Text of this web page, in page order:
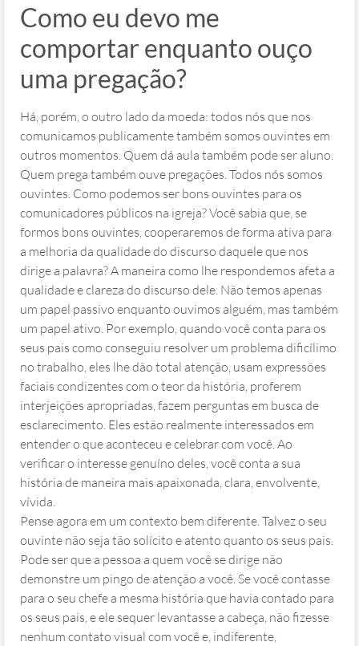
Como eu devo me
comportar enquanto ouço
uma pregação?
Há, porém, o outro lado da moeda: todos nós que nos
comunicamos publicamente também somos ouvintes em
outros momentos. Quem dá aula também pode ser aluno.
Quem prega também ouve pregações. Todos nós somos
ouvintes. Como podemos ser bons ouvintes para os
comunicadores públicos na igreja? Você sabia que, se
formos bons ouvintes, cooperaremos de forma ativa para
a melhoria da qualidade do discurso daquele que nos
dirige a palavra? A maneira como lhe respondemos afeta a
qualidade e clareza do discurso dele. Não temos apenas
um papel passivo enquanto ouvimos alguém, mas também
um papel ativo. Por exemplo, quando você conta para os
seus pais como conseguiu resolver um problema dificílimo
no trabalho, eles lhe dão total atenção, usam expressões
faciais condizentes com o teor da história, proferem
interjeições apropriadas, fazem perguntas em busca de
esclarecimento. Eles estão realmente interessados em
entender o que aconteceu e celebrar com você. Ao
verificar o interesse genuíno deles, você conta a sua
história de maneira mais apaixonada, clara, envolvente,
vívida.
Pense agora em um contexto bem diferente. Talvez o seu
ouvinte não seja tão solícito e atento quanto os seus pais.
Pode ser que a pessoa a quem você se dirige não
demonstre um pingo de atenção a você. Se você contasse
para o seu chefe a mesma história que havia contado para
os seus pais, e ele sequer levantasse a cabeça, não fizesse
nenhum contato visual com você e, indiferente,